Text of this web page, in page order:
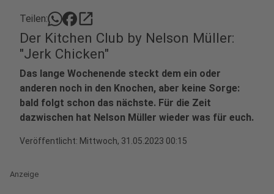
Teilen: open_in_new
Der Kitchen Club by Nelson Müller:
"Jerk Chicken"
Das lange Wochenende steckt dem ein oder
anderen noch in den Knochen, aber keine Sorge:
bald folgt schon das nächste. Für die Zeit
dazwischen hat Nelson Müller wieder was für euch.
Veröffentlicht: Mittwoch, 31.05.2023 00:15
Anzeige